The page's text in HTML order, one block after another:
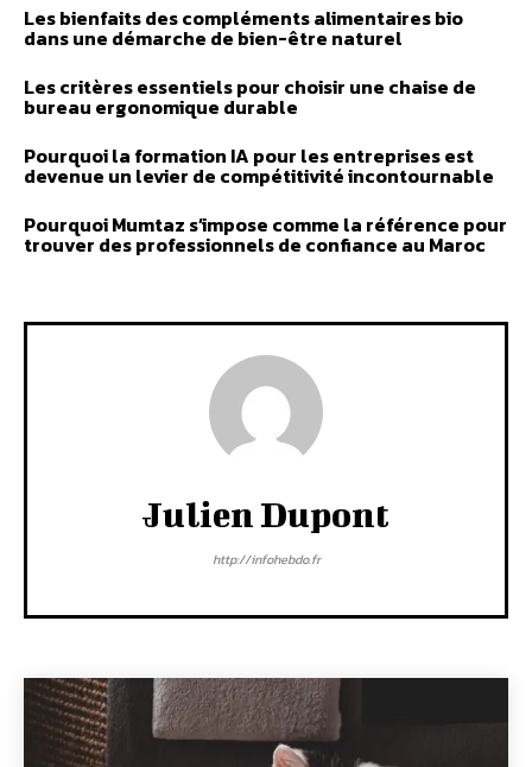
Les bienfaits des compléments alimentaires bio
dans une démarche de bien-être naturel
Les critères essentiels pour choisir une chaise de
bureau ergonomique durable
Pourquoi la formation IA pour les entreprises est
devenue un levier de compétitivité incontournable
Pourquoi Mumtaz s’impose comme la référence pour
trouver des professionnels de confiance au Maroc
Julien Dupont
http://infohebdo.fr